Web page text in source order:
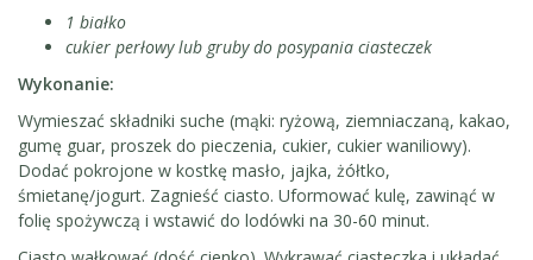
1 białko
cukier perłowy lub gruby do posypania ciasteczek
Wykonanie:
Wymieszać składniki suche (mąki: ryżową, ziemniaczaną, kakao,
gumę guar, proszek do pieczenia, cukier, cukier waniliowy).
Dodać pokrojone w kostkę masło, jajka, żółtko,
śmietanę/jogurt. Zagnieść ciasto. Uformować kulę, zawinąć w
folię spożywczą i wstawić do lodówki na 30-60 minut.